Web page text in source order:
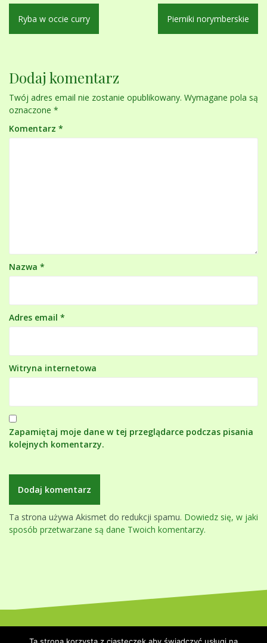
Nawigacja
wpisu
Ryba w occie curry Pierniki norymberskie
Dodaj komentarz
Twój adres email nie zostanie opublikowany. Wymagane pola są
oznaczone *
Komentarz *
Nazwa *
Adres email *
Witryna internetowa
Zapamiętaj moje dane w tej przeglądarce podczas pisania
kolejnych komentarzy.
Ta strona używa Akismet do redukcji spamu. Dowiedz się, w jaki
sposób przetwarzane są dane Twoich komentarzy.